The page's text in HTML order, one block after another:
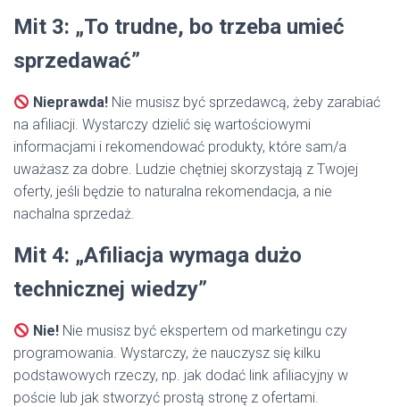
Mit 3: „To trudne, bo trzeba umieć
sprzedawać”
Nieprawda! Nie musisz być sprzedawcą, żeby zarabiać
na afiliacji. Wystarczy dzielić się wartościowymi
informacjami i rekomendować produkty, które sam/a
uważasz za dobre. Ludzie chętniej skorzystają z Twojej
oferty, jeśli będzie to naturalna rekomendacja, a nie
nachalna sprzedaż.
Mit 4: „Afiliacja wymaga dużo
technicznej wiedzy”
Nie! Nie musisz być ekspertem od marketingu czy
programowania. Wystarczy, że nauczysz się kilku
podstawowych rzeczy, np. jak dodać link afiliacyjny w
poście lub jak stworzyć prostą stronę z ofertami.